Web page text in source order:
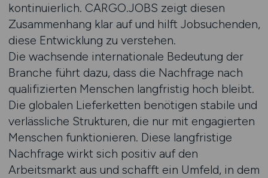
kontinuierlich. CARGO.JOBS zeigt diesen
Zusammenhang klar auf und hilft Jobsuchenden,
diese Entwicklung zu verstehen.
Die wachsende internationale Bedeutung der
Branche führt dazu, dass die Nachfrage nach
qualifizierten Menschen langfristig hoch bleibt.
Die globalen Lieferketten benötigen stabile und
verlässliche Strukturen, die nur mit engagierten
Menschen funktionieren. Diese langfristige
Nachfrage wirkt sich positiv auf den
Arbeitsmarkt aus und schafft ein Umfeld, in dem